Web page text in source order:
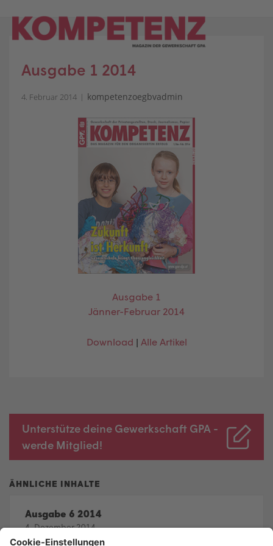
content
Ausgabe 1 2014
4. Februar 2014 kompetenzoegbvadmin
Ausgabe 1
Jänner-Februar 2014
Download | Alle Artikel
Unterstütze deine Gewerkschaft GPA -
werde Mitglied!
Ausgabe 6 2014
4. Dezember 2014